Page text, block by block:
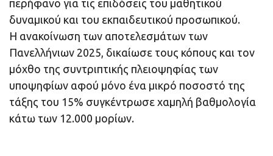
περήφανο για τις επιδόσεις του μαθητικού
δυναμικού και του εκπαιδευτικού προσωπικού.
Η ανακοίνωση των αποτελεσμάτων των
Πανελλήνιων 2025, δικαίωσε τους κόπους και τον
μόχθο της συντριπτικής πλειοψηφίας των
υποψηφίων αφού μόνο ένα μικρό ποσοστό της
τάξης του 15% συγκέντρωσε χαμηλή βαθμολογία
κάτω των 12.000 μορίων.